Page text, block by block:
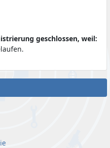
geschlossen, weil: